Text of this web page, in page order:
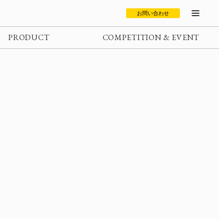
お問い合わせ
PRODUCT COMPETITION & EVENT